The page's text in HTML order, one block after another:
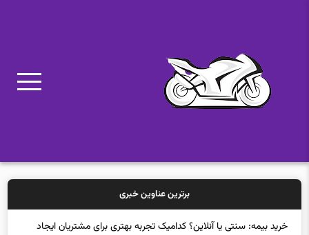
برترین عناوین خبری
خرید بیمه: سنتی یا آنلاین؟ کدامیک تجربه بهتری برای مشتریان ایجاد